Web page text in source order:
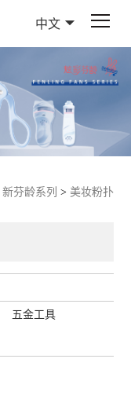
中文
新芬龄系列 > 美妆粉扑
五金工具